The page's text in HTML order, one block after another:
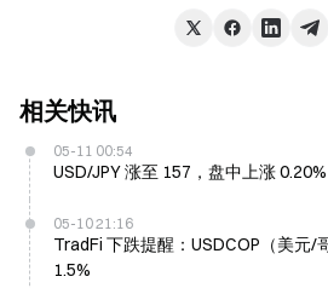
相关快讯
05-11 00:54
USD/JPY 涨至 157，盘中上涨 0.20%
05-10 21:16
TradFi 下跌提醒：USDCOP（美元/
1.5%